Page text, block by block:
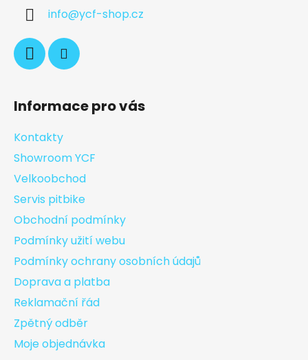
info@ycf-shop.cz
Informace pro vás
Kontakty
Showroom YCF
Velkoobchod
Servis pitbike
Obchodní podmínky
Podmínky užití webu
Podmínky ochrany osobních údajů
Doprava a platba
Reklamační řád
Zpětný odběr
Moje objednávka